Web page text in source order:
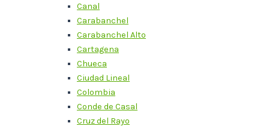
Canal
Carabanchel
Carabanchel Alto
Cartagena
Chueca
Ciudad Lineal
Colombia
Conde de Casal
Cruz del Rayo